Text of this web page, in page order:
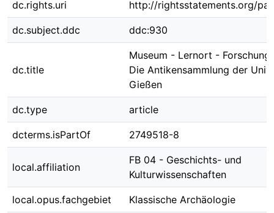
dc.rights.uri http://rightsstatements.org/
dc.subject.ddc ddc:930
dc.title
Museum - Lernort -
Die Antikensammlung der
Gießen
dc.type article
dcterms.isPartOf 2749518-8
local.affiliation
FB 04 - Geschichts- und
Kulturwissenschaften
local.opus.fachgebiet Klassische Archäologie